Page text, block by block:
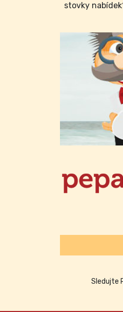
stovky
Sledujte